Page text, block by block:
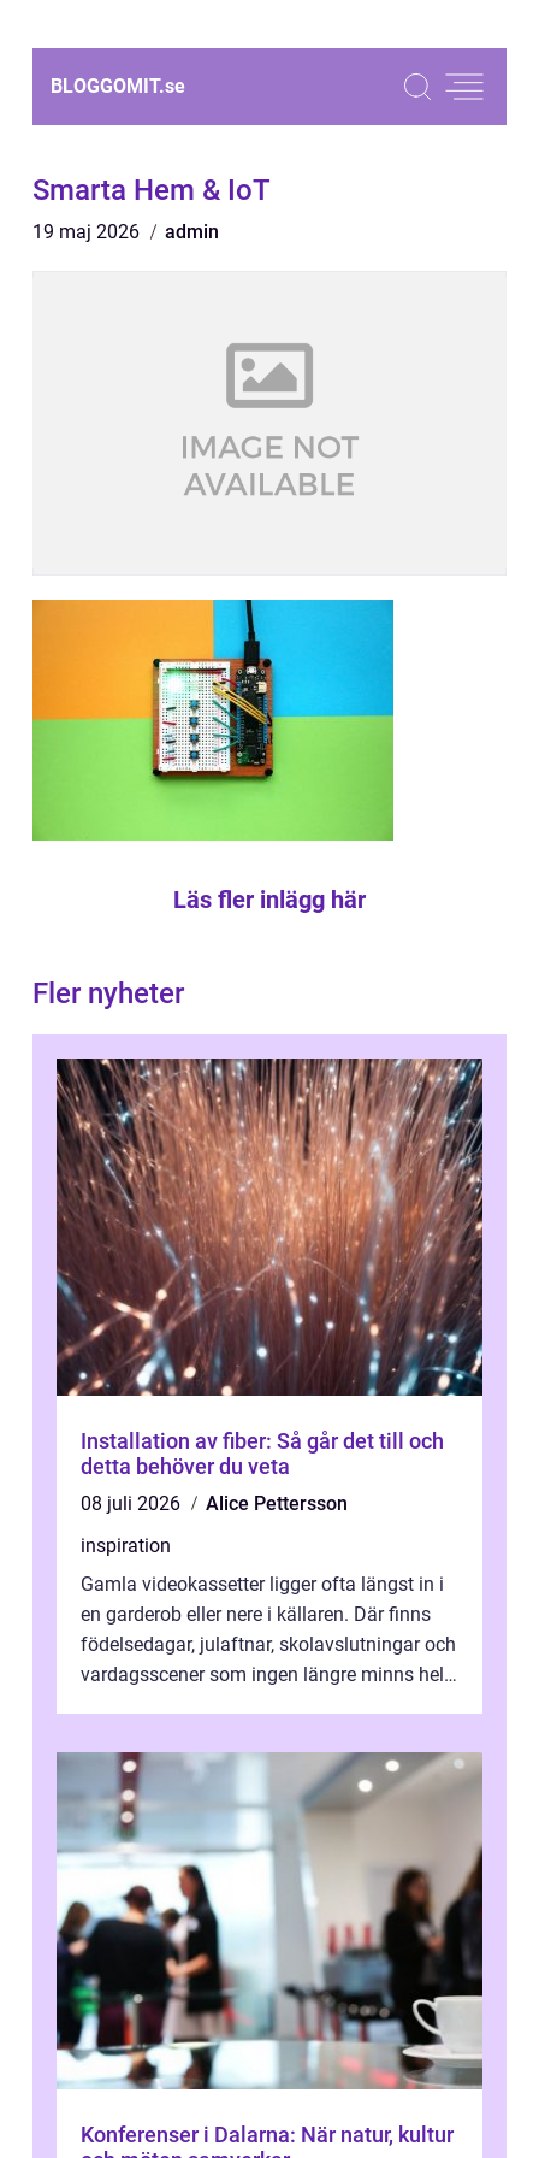
BLOGGOMIT.se
Smarta Hem & IoT
19 maj 2026 admin
Läs fler inlägg här
Fler nyheter
Installation av fiber: Så går det till och
detta behöver du veta
08 juli 2026
Alice Pettersson
inspiration
Gamla videokassetter ligger ofta längst in i
en garderob eller nere i källaren. Där finns
födelsedagar, julaftnar, skolavslutningar och
vardagsscener som ingen längre minns helt.
Konferenser i Dalarna: När natur, kultur